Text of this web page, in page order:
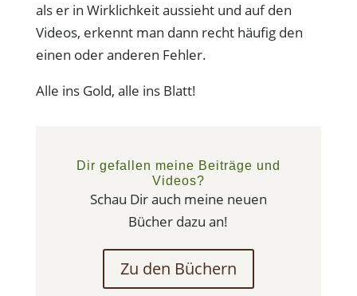
als er in Wirklichkeit aussieht und auf den
Videos, erkennt man dann recht häufig den
einen oder anderen Fehler.
Alle ins Gold, alle ins Blatt!
Dir gefallen meine Beiträge und
Videos?
Schau Dir auch meine neuen
Bücher dazu an!
Zu den Büchern